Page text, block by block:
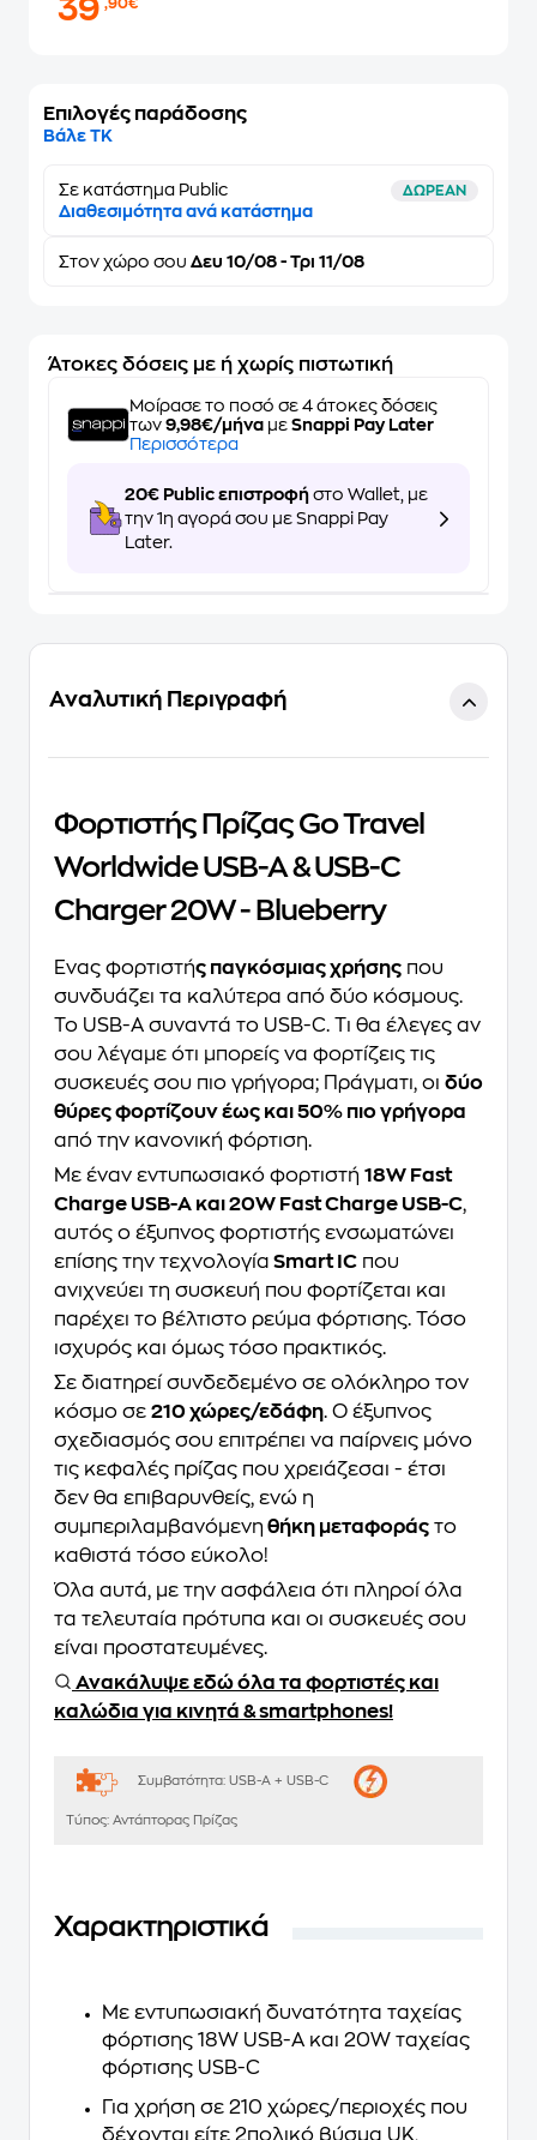
39,90€
Επιλογές παράδοσης
Βάλε ΤΚ
Σε κατάστημα Public ΔΩΡΕΑΝ
Διαθεσιμότητα ανά κατάστημα
Στον χώρο σου Δευ 10/08 - Τρι 11/08
Άτοκες δόσεις με ή χωρίς πιστωτική
Μοίρασε το ποσό σε 4 άτοκες δόσεις
των 9,98€/μήνα με Snappi Pay Later
Περισσότερα
20€ Public επιστροφή στο Wallet, με
την 1η αγορά σου με Snappi Pay
Later.
Αναλυτική Περιγραφή
Φορτιστής Πρίζας Go Travel
Worldwide USB-A & USB-C
Charger 20W - Blueberry
Ένας φορτιστής παγκόσμιας χρήσης που
συνδυάζει τα καλύτερα από δύο κόσμους.
Το USB-A συναντά το USB-C. Τι θα έλεγες αν
σου λέγαμε ότι μπορείς να φορτίζεις τις
συσκευές σου πιο γρήγορα; Πράγματι, οι δύο
θύρες φορτίζουν έως και 50% πιο γρήγορα
από την κανονική φόρτιση.
Με έναν εντυπωσιακό φορτιστή 18W Fast
Charge USB-A και 20W Fast Charge USB-C,
αυτός ο έξυπνος φορτιστής ενσωματώνει
επίσης την τεχνολογία Smart IC που
ανιχνεύει τη συσκευή που φορτίζεται και
παρέχει το βέλτιστο ρεύμα φόρτισης. Τόσο
ισχυρός και όμως τόσο πρακτικός.
Σε διατηρεί συνδεδεμένο σε ολόκληρο τον
κόσμο σε 210 χώρες/εδάφη. Ο έξυπνος
σχεδιασμός σου επιτρέπει να παίρνεις μόνο
τις κεφαλές πρίζας που χρειάζεσαι - έτσι
δεν θα επιβαρυνθείς, ενώ η
συμπεριλαμβανόμενη θήκη μεταφοράς το
καθιστά τόσο εύκολο!
Όλα αυτά, με την ασφάλεια ότι πληροί όλα
τα τελευταία πρότυπα και οι συσκευές σου
είναι προστατευμένες.
Ανακάλυψε εδώ όλα τα φορτιστές και
καλώδια για κινητά & smartphones!
Συμβατότητα: USB-Α + USB-C
Τύπος: Αντάπτορας Πρίζας
Χαρακτηριστικά
Με εντυπωσιακή δυνατότητα ταχείας
φόρτισης 18W USB-A και 20W ταχείας
φόρτισης USB-C
Για χρήση σε 210 χώρες/περιοχές που
δέχονται είτε 2πολικό βύσμα UK,